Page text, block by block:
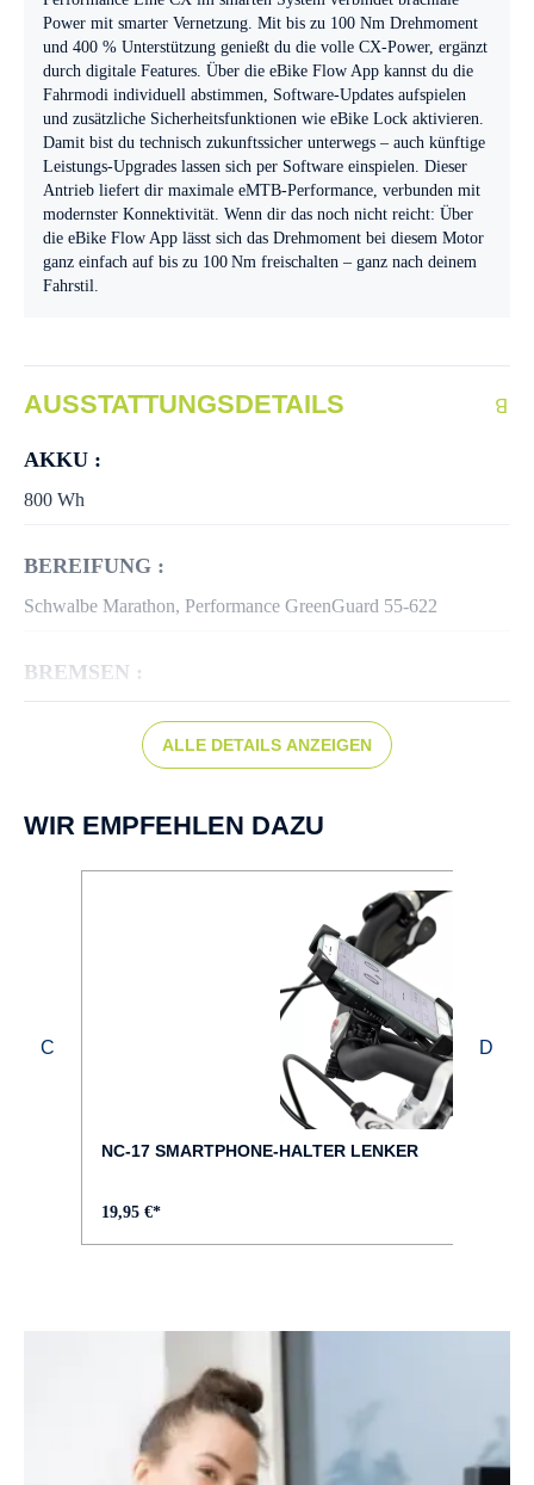
Power mit smarter Vernetzung. Mit bis zu 100 Nm Drehmoment
und 400 % Unterstützung genießt du die volle CX-Power, ergänzt
durch digitale Features. Über die eBike Flow App kannst du die
Fahrmodi individuell abstimmen, Software-Updates aufspielen
und zusätzliche Sicherheitsfunktionen wie eBike Lock aktivieren.
Damit bist du technisch zukunftssicher unterwegs – auch künftige
Leistungs-Upgrades lassen sich per Software einspielen. Dieser
Antrieb liefert dir maximale eMTB-Performance, verbunden mit
modernster Konnektivität. Wenn dir das noch nicht reicht: Über
die eBike Flow App lässt sich das Drehmoment bei diesem Motor
ganz einfach auf bis zu 100 Nm freischalten – ganz nach deinem
Fahrstil.
AUSSTATTUNGSDETAILS
AKKU :
800 Wh
BEREIFUNG :
Schwalbe Marathon, Performance GreenGuard 55-622
BREMSEN :
vorne: 180 mm, hinten: 180 mm
FARBE :
Pegasus DDM-22
ALLE DETAILS ANZEIGEN
WIR EMPFEHLEN DAZU
NC-17 SMARTPHONE-HALTER LENKER
19,95 €*